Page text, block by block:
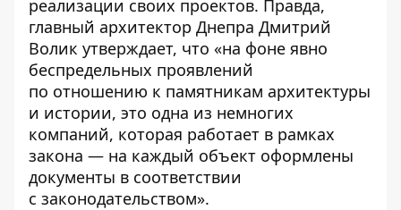
реализации своих проектов. Правда,
главный архитектор Днепра Дмитрий
Волик утверждает, что «на фоне явно
беспредельных проявлений
по отношению к памятникам архитектуры
и истории, это одна из немногих
компаний, которая работает в рамках
закона — на каждый объект оформлены
документы в соответствии
с законодательством».